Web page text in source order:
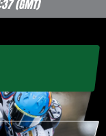
(GMT)